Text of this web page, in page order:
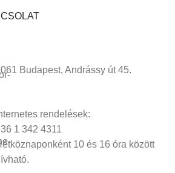
Budapest, Andrássy út 45.
rendelések:
1 342 4311
10 és 16 óra között